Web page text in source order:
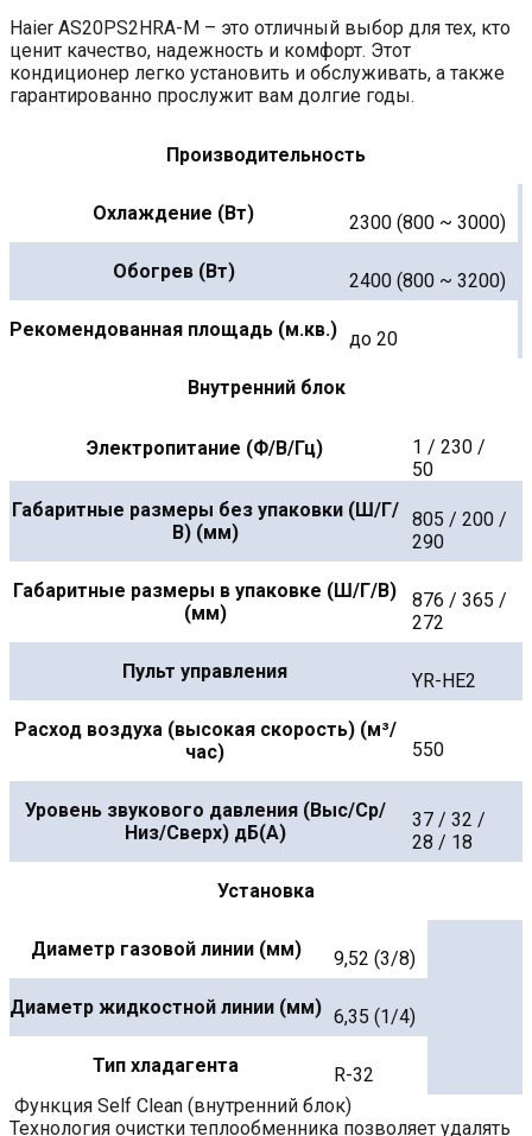
Haier AS20PS2HRA-M – это отличный выбор для тех, кто
ценит качество, надежность и комфорт. Этот
кондиционер легко установить и обслуживать, а также
гарантированно прослужит вам долгие годы.
Производительность
Охлаждение (Вт) 2300 (800 ~ 3000)
Обогрев (Вт) 2400 (800 ~ 3200)
Рекомендованная площадь (м.кв.) до 20
Внутренний блок
Электропитание (Ф/В/Гц)
1 / 230 /
50
Габаритные размеры без упаковки (Ш/Г/
В) (мм)
805 / 200 /
290
Габаритные размеры в упаковке (Ш/Г/В)
(мм)
876 / 365 /
272
Пульт управления YR-HE2
Расход воздуха (высокая скорость) (м³/
час)
550
Уровень звукового давления (Выс/Ср/
Низ/Сверх) дБ(А)
37 / 32 /
28 / 18
Установка
Диаметр газовой линии (мм) 9,52 (3/8)
Диаметр жидкостной линии (мм) 6,35 (1/4)
Тип хладагента
R-32
Функция Self Clean (внутренний блок)
Технология очистки теплообменника позволяет удалять